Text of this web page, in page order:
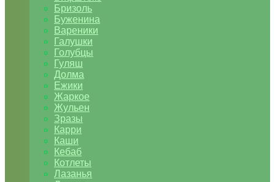
Бризоль
Буженина
Вареники
Галушки
Голубцы
Гуляш
Долма
Ежики
Жаркое
Жульен
Зразы
Карри
Каши
Кебаб
Котлеты
Лазанья